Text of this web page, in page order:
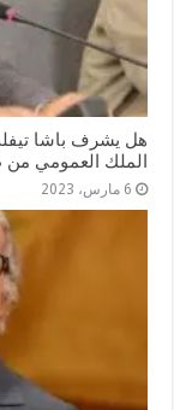
هل يشرف باشا
الملك العمومي من
6 مارس، 2023